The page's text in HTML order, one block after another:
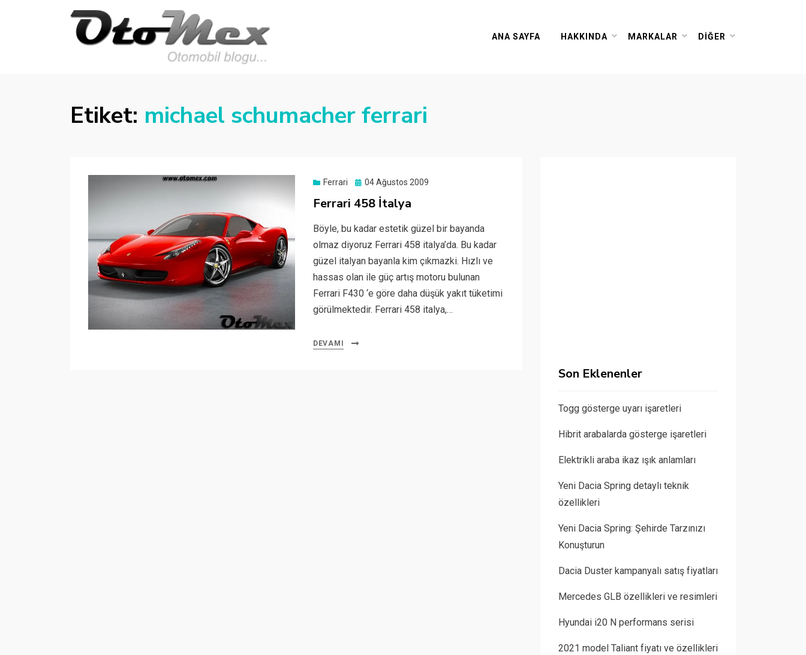
ANA SAYFA HAKKINDA MARKALAR DIĞER
Etiket: michael schumacher ferrari
Ferrari
Posted
04 Ağustos 2009
Ferrari 458 İtalya
Böyle, bu kadar estetik güzel bir bayanda
olmaz diyoruz Ferrari 458 italya’da. Bu kadar
güzel italyan bayanla kim çıkmazki. Hızlı ve
hassas olan ile güç artış motoru bulunan
Ferrari F430 ‘e göre daha düşük yakıt tüketimi
görülmektedir. Ferrari 458 italya,…
DEVAMI
Son Eklenenler
Togg gösterge uyarı işaretleri
Hibrit arabalarda gösterge işaretleri
Elektrikli araba ikaz ışık anlamları
Yeni Dacia Spring detaylı teknik
özellikleri
Yeni Dacia Spring: Şehirde Tarzınızı
Konuşturun
Dacia Duster kampanyalı satış fiyatları
Mercedes GLB özellikleri ve resimleri
Hyundai i20 N performans serisi
2021 model Taliant fiyatı ve özellikleri